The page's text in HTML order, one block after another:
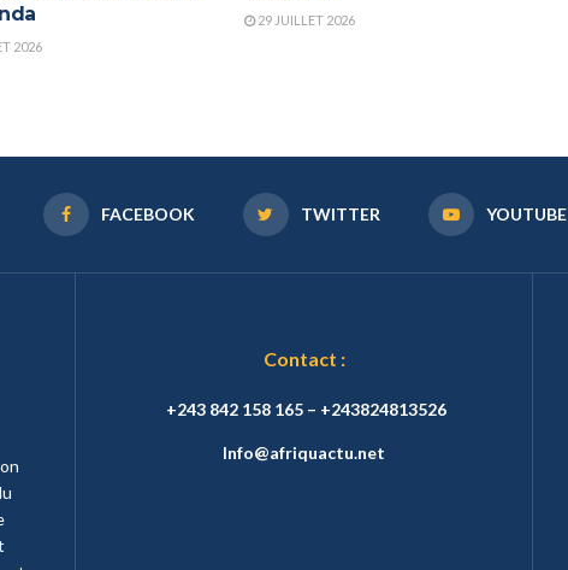
2026
29 JUILLET 2026
FACEBOOK TWITTER YOUTUBE
Contact :
+243 842 158 165 – +243824813526
Info@afriquactu.net